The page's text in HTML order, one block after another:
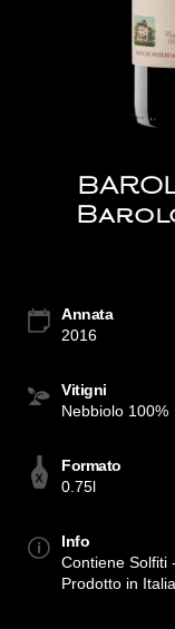
Annata
2016
Vitigni
Nebbiolo 100%
Formato
0.75l
Info
Contiene Solfiti -
Prodotto in Italia